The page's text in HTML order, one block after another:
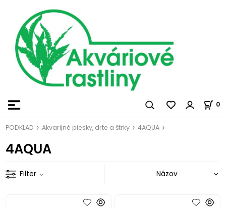
0
PODKLAD Akvarijné piesky, drte a štrky 4AQUA
4AQUA
Filter